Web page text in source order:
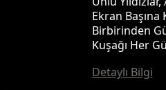
Ekran
Birbirinden
Kuşağı Her
Detaylı Bilgi